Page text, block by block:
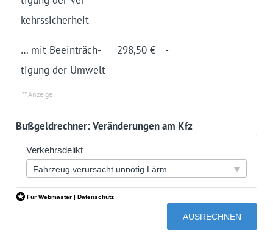
kehrs­sich­er­heit
… mit Be­ein­träch­
ti­gung der Um­welt
298,50 € -
Bußgeldrechner: Veränderungen am Kfz